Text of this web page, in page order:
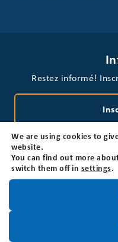
Restez informé!
Politique de
© 2026 Fondation
We are using cookies to
website.
You can find out more
switch them off in settings.